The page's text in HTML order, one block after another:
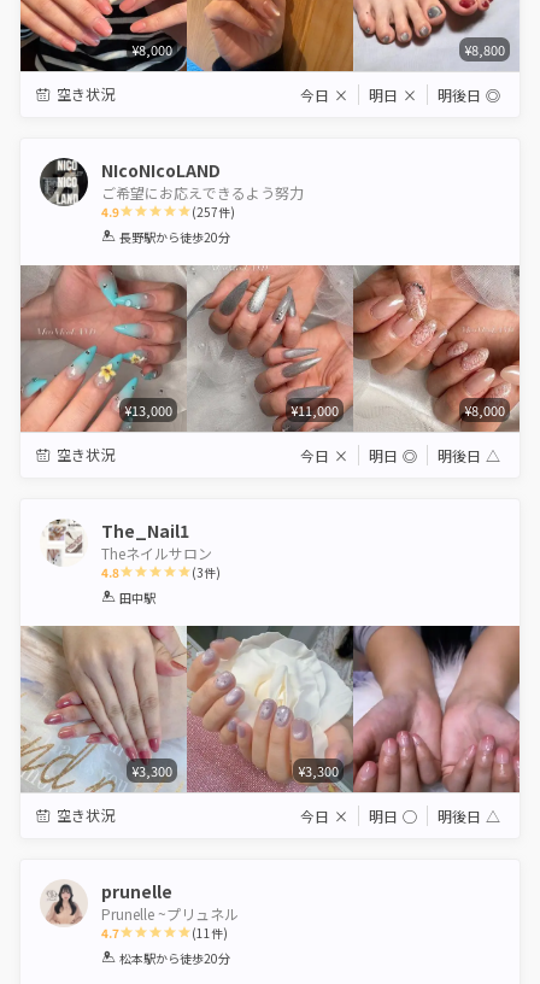
¥8,000 ¥8,800
空き状況 今日 × 明日 × 明後日 ◎
NIcoNIcoLAND
ご希望にお応えできるよう努力
4.9
1 2 3 4 5
(257件)
長野駅から徒歩20分
¥13,000 ¥11,000 ¥8,000
空き状況 今日 × 明日 ◎ 明後日 △
The_Nail1
Theネイルサロン
4.8
1 2 3
(3件)
田中駅
¥3,300 ¥3,300
空き状況 今日 × 明日 ◯ 明後日 △
prunelle
Prunelle ~プリュネル
4.7
1 2 3 4 5
(11件)
松本駅から徒歩20分